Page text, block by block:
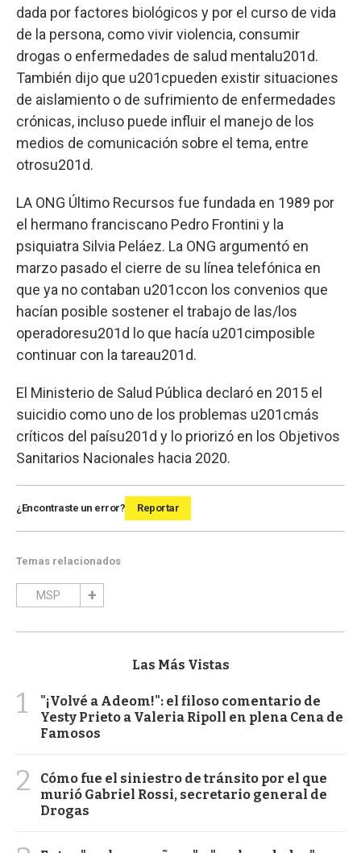
dada por factores biológicos y por el curso de vida
de la persona, como vivir violencia, consumir
drogas o enfermedades de salud mentalu201d.
También dijo que u201cpueden existir situaciones
de aislamiento o de sufrimiento de enfermedades
crónicas, incluso puede influir el manejo de los
medios de comunicación sobre el tema, entre
otrosu201d.
LA ONG Último Recursos fue fundada en 1989 por
el hermano franciscano Pedro Frontini y la
psiquiatra Silvia Peláez. La ONG argumentó en
marzo pasado el cierre de su línea telefónica en
que ya no contaban u201ccon los convenios que
hacían posible sostener el trabajo de las/los
operadoresu201d lo que hacía u201cimposible
continuar con la tareau201d.
El Ministerio de Salud Pública declaró en 2015 el
suicidio como uno de los problemas u201cmás
críticos del paísu201d y lo priorizó en los Objetivos
Sanitarios Nacionales hacia 2020.
¿Encontraste un error? Reportar
Temas relacionados
MSP
Las Más Vistas
1
"¡Volvé a Adeom!": el filoso comentario de
Yesty Prieto a Valeria Ripoll en plena Cena de
Famosos
2
Cómo fue el siniestro de tránsito por el que
murió Gabriel Rossi, secretario general de
Drogas